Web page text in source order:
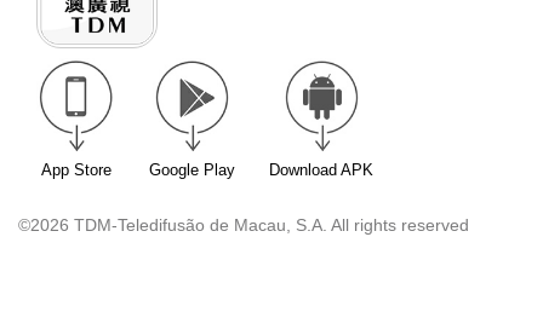
App Store Google Play Download APK
©2026 TDM-Teledifusão de Macau, S.A. All rights reserved